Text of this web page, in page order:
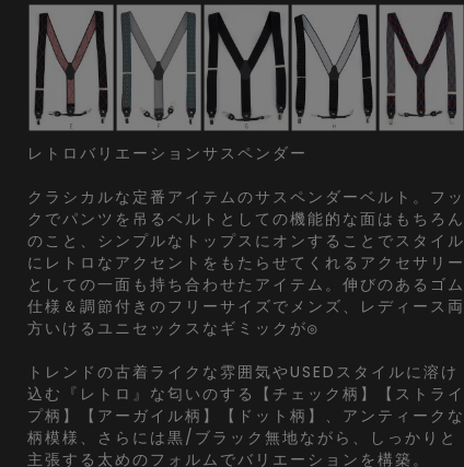
レトロバリエーションサスペンダー
クラシカルな定番アイテムのサスペンダーベルト。フッ
クでパンツを吊るベルトとしての機能的な面はもちろん
のこと、シンプルなトップスにオンすることでスタイル
にレトロなアクセントをもたらせてくれるアクセサリー
としての一面も持ち合わせたアイテム。伸びのあるゴム
仕様＆調節付きのフリーサイズでメンズ、レディース両
方いけるユニセックスなギミックが◎
トレンドの古着ライクな雰囲気やUSEDスタイルに溶け
込む『レトロ』な匂いのする【チェック柄】【ストライ
プ柄】【アーガイル柄】【ドット柄】、アンティークな
柄模様、さらには黒/ブラック無地ながら、しっかりと
主張する太めのフォルムでバリエーションを構築。